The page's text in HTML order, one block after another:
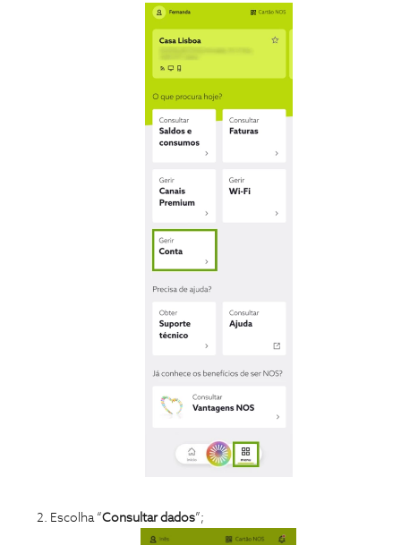
Escolha “Consultar dados”;